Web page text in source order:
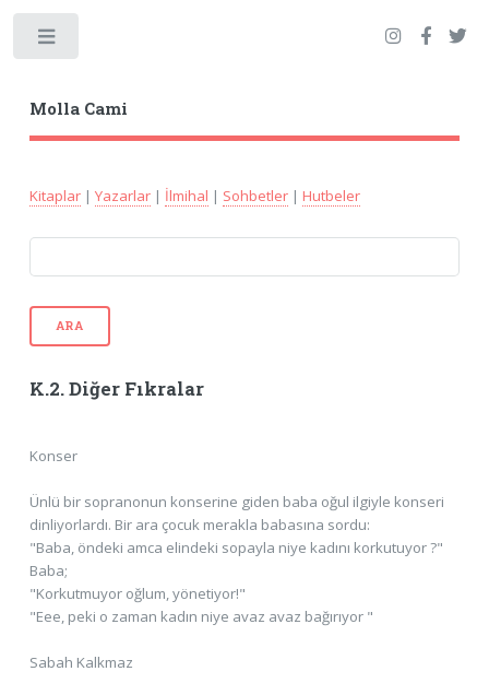
Molla Cami
Kitaplar| Yazarlar| İlmihal | Sohbetler| Hutbeler
ARA
K.2. Diğer Fıkralar
Konser
Ünlü bir sopranonun konserine giden baba oğul ilgiyle konseri
dinliyorlardı. Bir ara çocuk merakla babasına sordu:
"Baba, öndeki amca elindeki sopayla niye kadını korkutuyor ?"
Baba;
"Korkutmuyor oğlum, yönetiyor!"
"Eee, peki o zaman kadın niye avaz avaz bağırıyor "
Sabah Kalkmaz